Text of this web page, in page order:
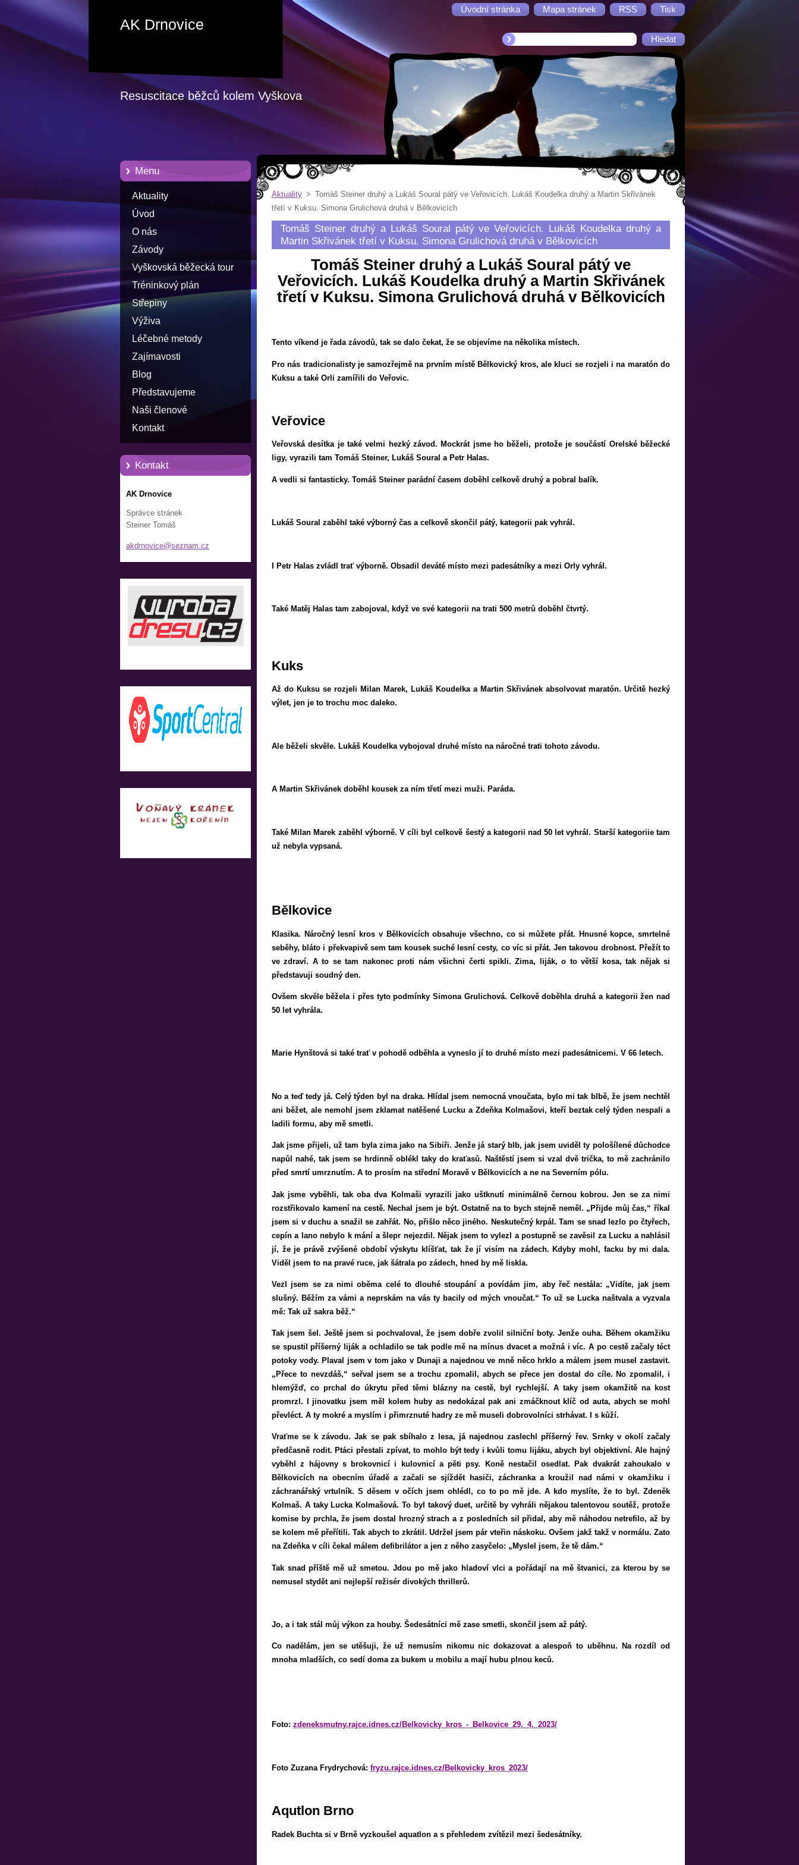
Úvodní stránka Mapa stránek RSS Tisk
AK Drnovice
Resuscitace běžců kolem Vyškova
Menu
Aktuality
Úvod
O nás
Závody
Vyškovská běžecká tour
Tréninkový plán
Střepiny
Výživa
Léčebné metody
Zajímavosti
Blog
Představujeme
Naši členové
Kontakt
Kontakt
AK Drnovice
Správce stránek
Steiner Tomáš
akdrnovice@seznam.cz
Aktuality > Tomáš Steiner druhý a Lukáš Soural pátý ve Veřovicích. Lukáš Koudelka druhý a Martin Skřivánek
třetí v Kuksu. Simona Grulichová druhá v Bělkovicích
Tomáš Steiner druhý a Lukáš Soural pátý ve Veřovicích. Lukáš Koudelka druhý a
Martin Skřivánek třetí v Kuksu. Simona Grulichová druhá v Bělkovicích
Tomáš Steiner druhý a Lukáš Soural pátý ve
Veřovicích. Lukáš Koudelka druhý a Martin Skřivánek
třetí v Kuksu. Simona Grulichová druhá v Bělkovicích
Tento víkend je řada závodů, tak se dalo čekat, že se objevíme na několika místech.
Pro nás tradicionalisty je samozřejmě na prvním místě Bělkovický kros, ale kluci se rozjeli i na maratón do
Kuksu a také Orli zamířili do Veřovic.
Veřovice
Veřovská desítka je také velmi hezký závod. Mockrát jsme ho běželi, protože je součástí Orelské běžecké
ligy, vyrazili tam Tomáš Steiner, Lukáš Soural a Petr Halas.
A vedli si fantasticky. Tomáš Steiner parádní časem doběhl celkově druhý a pobral balík.
Lukáš Soural zaběhl také výborný čas a celkově skončil pátý, kategorii pak vyhrál.
I Petr Halas zvládl trať výborně. Obsadil deváté místo mezi padesátníky a mezi Orly vyhrál.
Také Matěj Halas tam zabojoval, když ve své kategorii na trati 500 metrů doběhl čtvrtý.
Kuks
Až do Kuksu se rozjeli Milan Marek, Lukáš Koudelka a Martin Skřivánek absolvovat maratón. Určitě hezký
výlet, jen je to trochu moc daleko.
Ale běželi skvěle. Lukáš Koudelka vybojoval druhé místo na náročné trati tohoto závodu.
A Martin Skřivánek doběhl kousek za ním třetí mezi muži. Paráda.
Také Milan Marek zaběhl výborně. V cíli byl celkově šestý a kategorii nad 50 let vyhrál. Starší kategoriie tam
už nebyla vypsaná.
Bělkovice
Klasika. Náročný lesní kros v Bělkovicích obsahuje všechno, co si můžete přát. Hnusné kopce, smrtelné
seběhy, bláto i překvapivě sem tam kousek suché lesní cesty, co víc si přát. Jen takovou drobnost. Přežít to
ve zdraví. A to se tam nakonec proti nám všichni čerti spikli. Zima, liják, o to větší kosa, tak nějak si
představuji soudný den.
Ovšem skvěle běžela i přes tyto podmínky Simona Grulichová. Celkově doběhla druhá a kategorii žen nad
50 let vyhrála.
Marie Hynštová si také trať v pohodě odběhla a vyneslo jí to druhé místo mezi padesátnicemi. V 66 letech.
No a teď tedy já. Celý týden byl na draka. Hlídal jsem nemocná vnoučata, bylo mi tak blbě, že jsem nechtěl
ani běžet, ale nemohl jsem zklamat natěšené Lucku a Zdeňka Kolmašovi, kteří beztak celý týden nespali a
ladili formu, aby mě smetli.
Jak jsme přijeli, už tam byla zima jako na Sibiři. Jenže já starý blb, jak jsem uviděl ty pološílené důchodce
napůl nahé, tak jsem se hrdinně oblékl taky do kraťasů. Naštěstí jsem si vzal dvě trička, to mě zachránilo
před smrtí umrznutím. A to prosím na střední Moravě v Bělkovicích a ne na Severním pólu.
Jak jsme vyběhli, tak oba dva Kolmaši vyrazili jako uštknutí minimálně černou kobrou. Jen se za nimi
rozstřikovalo kamení na cestě. Nechal jsem je být. Ostatně na to bych stejně neměl. „Přijde můj čas,“ říkal
jsem si v duchu a snažil se zahřát. No, přišlo něco jiného. Neskutečný krpál. Tam se snad lezlo po čtyřech,
cepín a lano nebylo k mání a šlepr nejezdil. Nějak jsem to vylezl a postupně se zavěsil za Lucku a nahlásil
jí, že je právě zvýšené období výskytu klíšťat, tak že jí visím na zádech. Kdyby mohl, facku by mi dala.
Viděl jsem to na pravé ruce, jak šátrala po zádech, hned by mě liskla.
Vezl jsem se za nimi oběma celé to dlouhé stoupání a povídám jim, aby řeč nestála: „Vidíte, jak jsem
slušný. Běžím za vámi a neprskám na vás ty bacily od mých vnoučat.“ To už se Lucka naštvala a vyzvala
mě: Tak už sakra běž.“
Tak jsem šel. Ještě jsem si pochvaloval, že jsem dobře zvolil silniční boty. Jenže ouha. Během okamžiku
se spustil příšerný liják a ochladilo se tak podle mě na mínus dvacet a možná i víc. A po cestě začaly téct
potoky vody. Plaval jsem v tom jako v Dunaji a najednou ve mně něco hrklo a málem jsem musel zastavit.
„Přece to nevzdáš,“ seřval jsem se a trochu zpomalil, abych se přece jen dostal do cíle. No zpomalil, i
hlemýžď, co prchal do úkrytu před těmi blázny na cestě, byl rychlejší. A taky jsem okamžitě na kost
promrzl. I jinovatku jsem měl kolem huby as nedokázal pak ani zmáčknout klíč od auta, abych se mohl
převléct. A ty mokré a myslím i přimrznuté hadry ze mě museli dobrovolníci strhávat. I s kůží.
Vraťme se k závodu. Jak se pak sbíhalo z lesa, já najednou zaslechl příšerný řev. Srnky v okolí začaly
předčasně rodit. Ptáci přestali zpívat, to mohlo být tedy i kvůli tomu lijáku, abych byl objektivní. Ale hajný
vyběhl z hájovny s brokovnicí i kulovnicí a pěti psy. Koně nestačil osedlat. Pak dvakrát zahoukalo v
Bělkovicích na obecním úřadě a začali se sjíždět hasiči, záchranka a kroužil nad námi v okamžiku i
záchranářský vrtulník. S děsem v očích jsem ohlédl, co to po mě jde. A kdo myslíte, že to byl. Zdeněk
Kolmaš. A taky Lucka Kolmašová. To byl takový duet, určitě by vyhráli nějakou talentovou soutěž, protože
komise by prchla, že jsem dostal hrozný strach a z posledních sil přidal, aby mě náhodou netrefilo, až by
se kolem mě přeřítili. Tak abych to zkrátil. Udržel jsem pár vteřin náskoku. Ovšem jakž takž v normálu. Zato
na Zdeňka v cíli čekal málem defibrilátor a jen z něho zasyčelo: „Myslel jsem, že tě dám.“
Tak snad příště mě už smetou. Jdou po mě jako hladoví vlci a pořádají na mě štvanici, za kterou by se
nemusel stydět ani nejlepší režisér divokých thrillerů.
Jo, a i tak stál můj výkon za houby. Šedesátníci mě zase smetli, skončil jsem až pátý.
Co nadělám, jen se utěšuji, že už nemusím nikomu nic dokazovat a alespoň to uběhnu. Na rozdíl od
mnoha mladších, co sedí doma za bukem u mobilu a mají hubu plnou keců.
Foto: zdeneksmutny.rajce.idnes.cz/Belkovicky_kros_-_Belkovice_29._4._2023/
Foto Zuzana Frydrychová: fryzu.rajce.idnes.cz/Belkovicky_kros_2023/
Aqutlon Brno
Radek Buchta si v Brně vyzkoušel aquatlon a s přehledem zvítězil mezi šedesátníky.